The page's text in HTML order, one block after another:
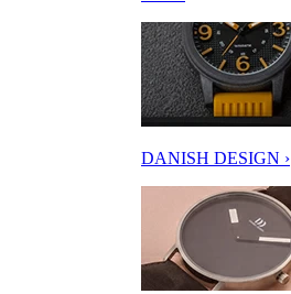
DANISH DESIGN ›